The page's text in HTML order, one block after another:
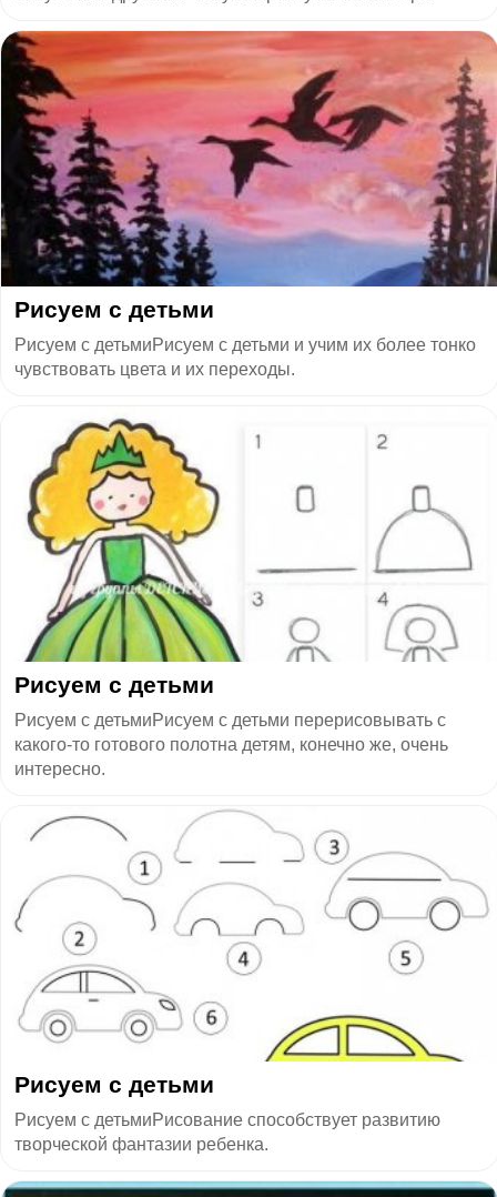
​Рисуем с детьми
Рисуем с детьмиРисуем с детьми и учим их более тонко
чувствовать цвета и их переходы.
​Рисуем с детьми
Рисуем с детьмиРисуем с детьми перерисовывать с
какого-то готового полотна детям, конечно же, очень
интересно.
Рисуем с детьми
Рисуем с детьмиРисование способствует развитию
творческой фантазии ребенка.